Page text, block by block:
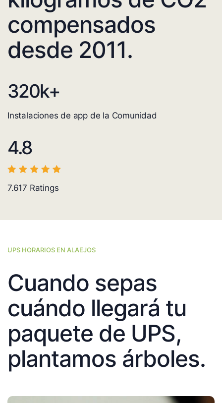
compensados
desde 2011.
320k+
Instalaciones de app de la Comunidad
4.8
7.617 Ratings
UPS HORARIOS EN ALAEJOS
Cuando sepas
cuándo llegará tu
paquete de UPS,
plantamos árboles.